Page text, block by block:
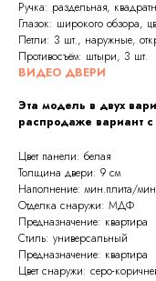
Ручка: раздельная,
Глазок: широкого обзора,
Петли: 3 шт., наружные,
Противосъём: штыри, 3 шт.
ВИДЕО ДВЕРИ
Эта модель в двух
распродаже вариант
Цвет панели: белая
Толщина двери: 9 см
Наполнение: мин.плита/
Отделка снаружи: МДФ
Предназначение: квартира
Стиль: универсальный
Предназначение: квартира
Цвет снаружи: серо-